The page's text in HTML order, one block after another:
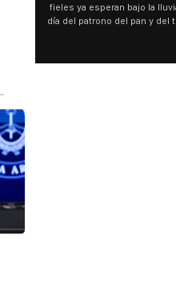
fieles ya esperan bajo la
día del patrono del pan y del